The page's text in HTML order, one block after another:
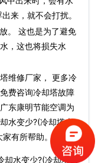
来，就不会打扰。
。 这也是为了避免
，这也将损失水
维修厂家， 更多冷
费咨询冷却塔故障
东康明节能空调为
水变少?(冷却塔大
有所帮助。
水变少?(冷却塔大